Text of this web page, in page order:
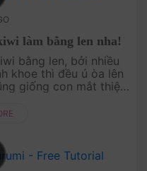
làm bằng len nha!
bằng len, bởi nhiều
khoe thì đều ú òa lên
giống con mắt thiệt,